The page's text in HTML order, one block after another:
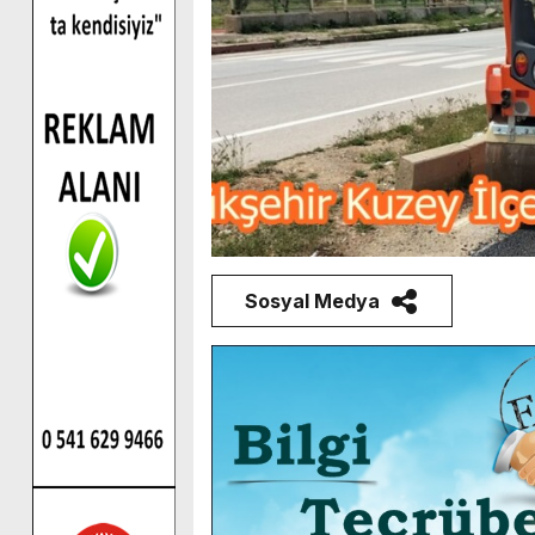
Sosyal Medya